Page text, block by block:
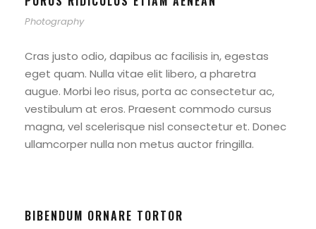
Photography
Cras justo odio, dapibus ac facilisis in, egestas
eget quam. Nulla vitae elit libero, a pharetra
augue. Morbi leo risus, porta ac consectetur ac,
vestibulum at eros. Praesent commodo cursus
magna, vel scelerisque nisl consectetur et. Donec
ullamcorper nulla non metus auctor fringilla.
BIBENDUM ORNARE TORTOR